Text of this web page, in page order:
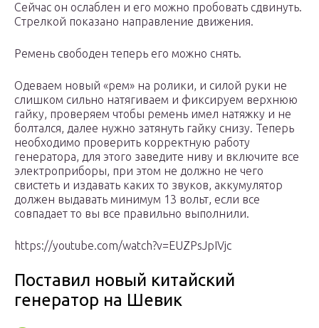
Сейчас он ослаблен и его можно пробовать сдвинуть.
Стрелкой показано направление движения.
Ремень свободен теперь его можно снять.
Одеваем новый «рем» на ролики, и силой руки не
слишком сильно натягиваем и фиксируем верхнюю
гайку, проверяем чтобы ремень имел натяжку и не
болтался, далее нужно затянуть гайку снизу. Теперь
необходимо проверить корректную работу
генератора, для этого заведите ниву и включите все
электроприборы, при этом не должно не чего
свистеть и издавать каких то звуков, аккумулятор
должен выдавать минимум 13 вольт, если все
совпадает то вы все правильно выполнили.
https://youtube.com/watch?v=EUZPsJpIVjc
Поставил новый китайский
генератор на Шевик